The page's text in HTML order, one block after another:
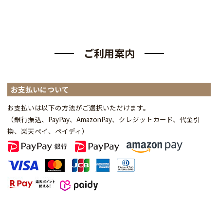
ご利用案内
お支払いについて
お支払いは以下の方法がご選択いただけます。
（銀行振込、PayPay、AmazonPay、クレジットカード、代金引
換、楽天ペイ、ペイディ ）